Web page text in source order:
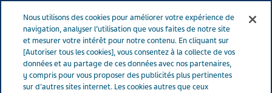
Menu
France Nos Produits
PHLOROGLUCINOL TEVA® 80 mg (bte de
10)
Nous utilisons des cookies pour améliorer votre expérience de
navigation, analyser l’utilisation que vous faites de notre site
et mesurer votre intérêt pour notre contenu. En cliquant sur
[Autoriser tous les cookies], vous consentez à la collecte de vos
données et au partage de ces données avec nos partenaires,
y compris pour vous proposer des publicités plus pertinentes
sur d'autres sites internet. Les cookies autres que ceux